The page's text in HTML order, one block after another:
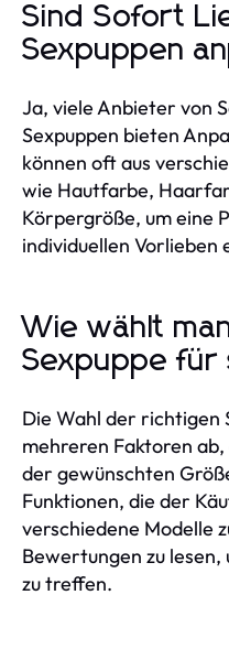
Sind Sofort
Sexpuppen
Ja, viele Anbieter von
Sexpuppen bieten
können oft aus
wie Hautfarbe,
Körpergröße, um eine
individuellen Vorlieben
Wie wählt
Sexpuppe für
Die Wahl der richtigen
mehreren Faktoren
der gewünschten
Funktionen, die der
verschiedene Modelle
Bewertungen zu
zu treffen.